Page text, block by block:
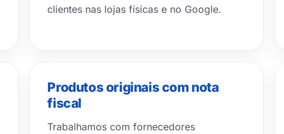
clientes nas lojas físicas e no Google.
Produtos originais com nota
fiscal
Trabalhamos com fornecedores